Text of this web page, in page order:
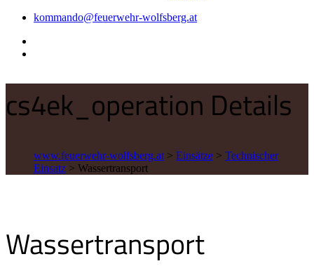
kommando@feuerwehr-wolfsberg.at
cs4ek_operation Details
www.feuerwehr-wolfsberg.at > Einsätze > Technischer
Einsatz > Wassertransport
Wassertransport